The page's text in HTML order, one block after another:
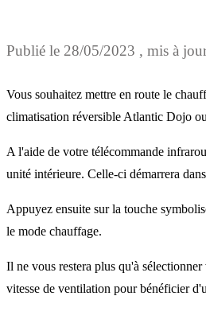
Publié le 28/05/2023 , mis à
Vous souhaitez mettre en route le
climatisation réversible Atlantic Dojo
A l'aide de votre télécommande
unité intérieure. Celle-ci démarrera
Appuyez ensuite sur la touche
le mode chauffage.
Il ne vous restera plus qu'à
vitesse de ventilation pour bénéficier